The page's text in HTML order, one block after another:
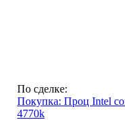
По сделке:
Покупка: Проц Intel
4770k